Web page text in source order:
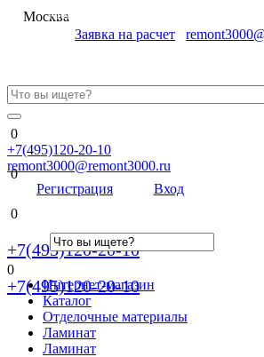
Москва
Заявка на расчет
0
0
0
+7(495)120-20-10
+7(495)120-20-10
remont3000@remont3000.ru
Меню
Регистрация Вход
0
+7(495)120-20-10
Интернет-магазин
Каталог
Отделочные материалы
Ламинат
Ламинат